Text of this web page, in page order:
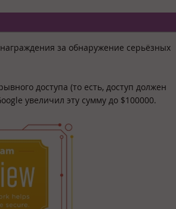
за обнаружение серьёзных
доступа (то есть, доступ должен
увеличил эту сумму до $100000.